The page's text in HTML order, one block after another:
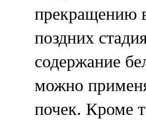
прекращению
поздних
содержание
можно
почек. Кроме